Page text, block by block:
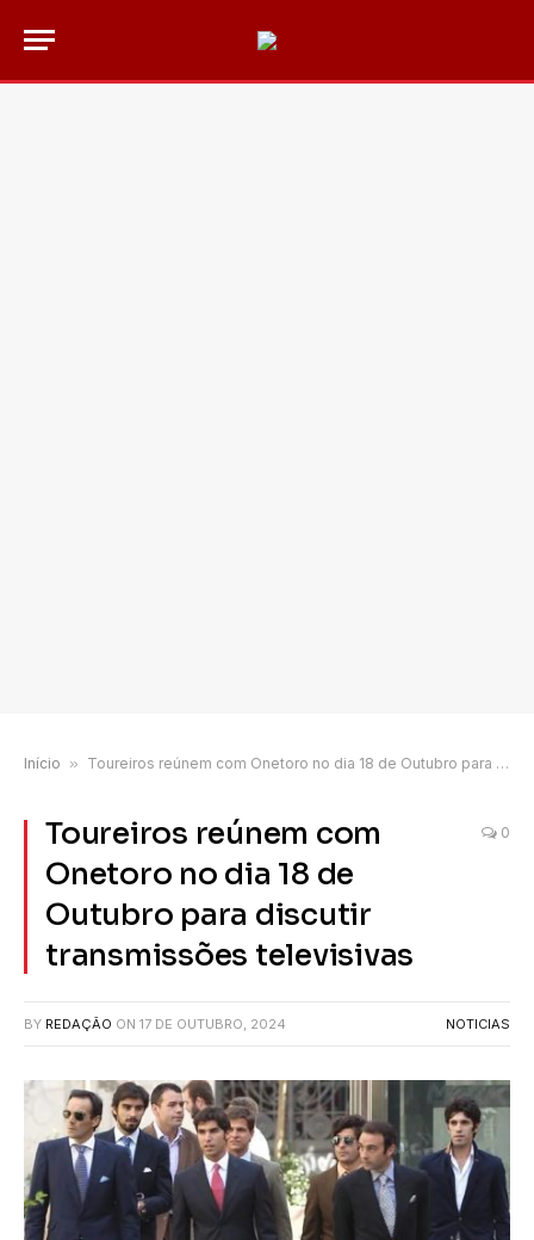
Início » Toureiros reúnem com Onetoro no dia 18 de Outubro para discutir transmissões televisivas
Toureiros reúnem com
Onetoro no dia 18 de
Outubro para discutir
transmissões televisivas
0
BY REDAÇÃO ON 17 DE OUTUBRO, 2024 NOTICIAS